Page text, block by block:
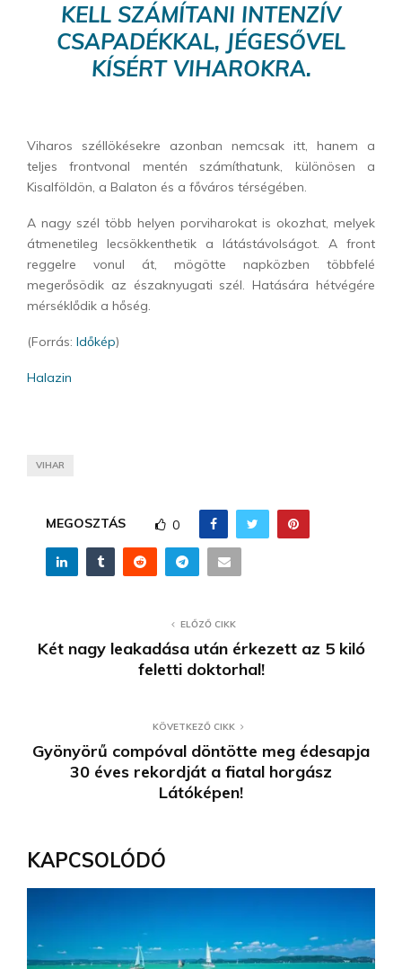
KELL SZÁMÍTANI INTENZÍV
CSAPADÉKKAL, JÉGESŐVEL
KÍSÉRT VIHAROKRA.
Viharos széllökésekre azonban nemcsak itt, hanem a
teljes frontvonal mentén számíthatunk, különösen a
Kisalföldön, a Balaton és a főváros térségében.
A nagy szél több helyen porviharokat is okozhat, melyek
átmenetileg lecsökkenthetik a látástávolságot. A front
reggelre vonul át, mögötte napközben többfelé
megerősödik az északnyugati szél. Hatására hétvégére
mérséklődik a hőség.
(Forrás: Időkép)
Halazin
VIHAR
MEGOSZTÁS 0
ELŐZŐ CIKK
Két nagy leakadása után érkezett az 5 kiló
feletti doktorhal!
KÖVETKEZŐ CIKK
Gyönyörű compóval döntötte meg édesapja
30 éves rekordját a fiatal horgász
Látóképen!
KAPCSOLÓDÓ